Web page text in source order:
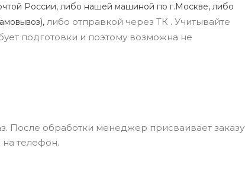
России, либо нашей машиной по г.Москве, либо
либо отправкой через ТК . Учитывайте
подготовки и поэтому возможна не
После обработки менеджер присваивает заказу
телефон.